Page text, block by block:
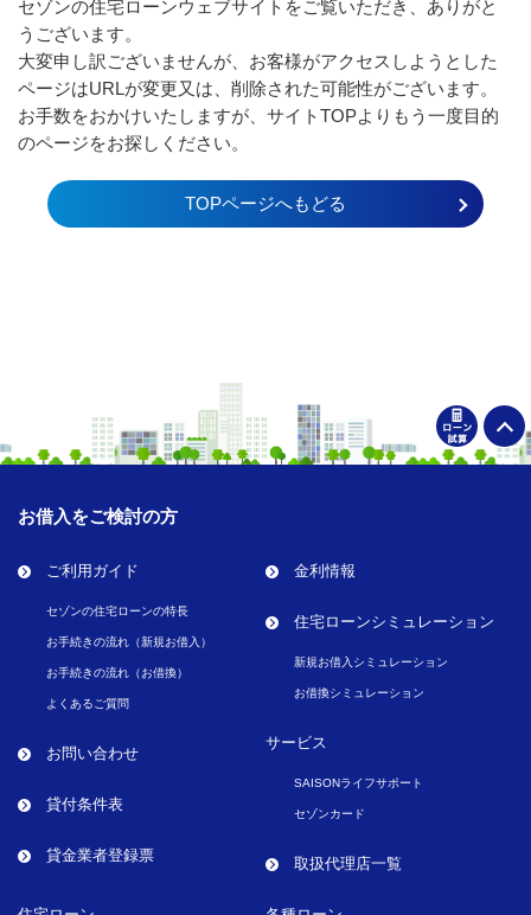
セゾンの住宅ローンウェブサイトをご覧いただき、ありがと
うございます。
大変申し訳ございませんが、お客様がアクセスしようとした
ページはURLが変更又は、削除された可能性がございます。
お手数をおかけいたしますが、サイトTOPよりもう一度目的
のページをお探しください。
TOPページへもどる
お借入をご検討の方
ご利用ガイド
セゾンの住宅ローンの特長
お手続きの流れ（新規お借入）
お手続きの流れ（お借換）
よくあるご質問
お問い合わせ
貸付条件表
貸金業者登録票
金利情報
住宅ローンシミュレーション
新規お借入シミュレーション
お借換シミュレーション
サービス
SAISONライフサポート
セゾンカード
取扱代理店一覧